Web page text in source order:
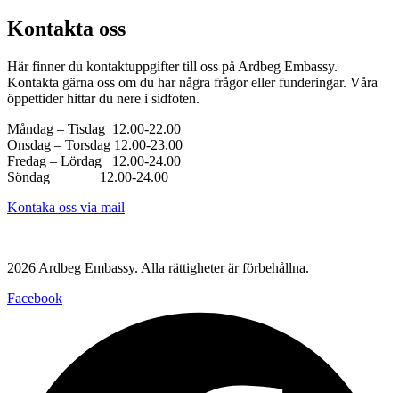
Kontakta oss
Här finner du kontaktuppgifter till oss på Ardbeg Embassy.
Kontakta gärna oss om du har några frågor eller funderingar. Våra
öppettider hittar du nere i sidfoten.
Måndag – Tisdag 12.00-22.00
Onsdag – Torsdag 12.00-23.00
Fredag – Lördag 12.00-24.00
Söndag 12.00-24.00
Kontaka oss via mail
2026 Ardbeg Embassy. Alla rättigheter är förbehållna.
Facebook